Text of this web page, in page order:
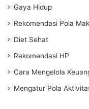
Gaya Hidup
Rekomendasi Pola
Diet Sehat
Rekomendasi HP
Cara Mengelola
Mengatur Pola